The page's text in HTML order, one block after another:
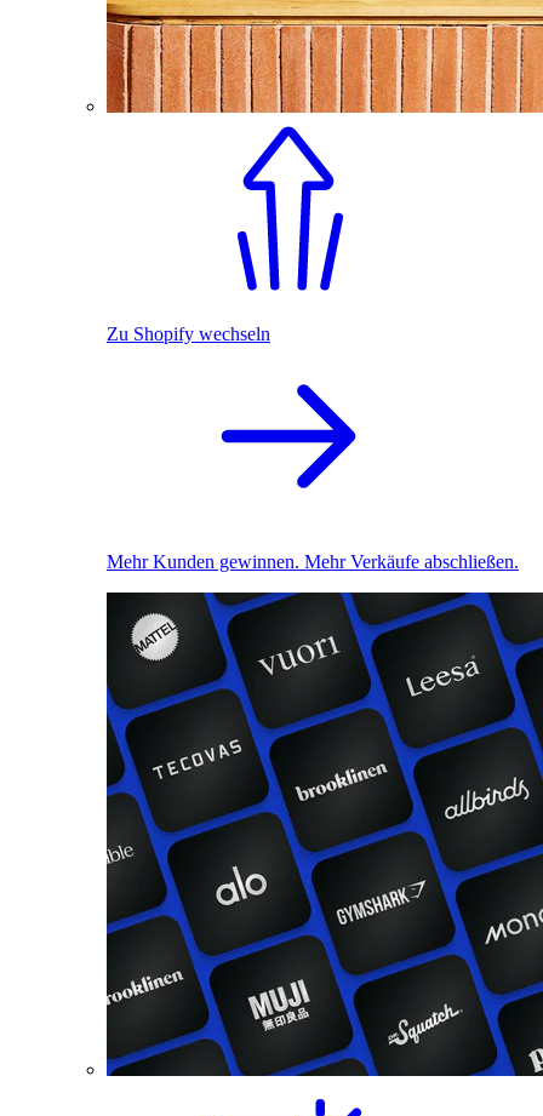
Zu Shopify wechseln
Mehr Kunden gewinnen. Mehr Verkäufe abschließen.